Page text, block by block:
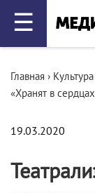
☰
Главная › Культура
«Хранят в
19.03.2020